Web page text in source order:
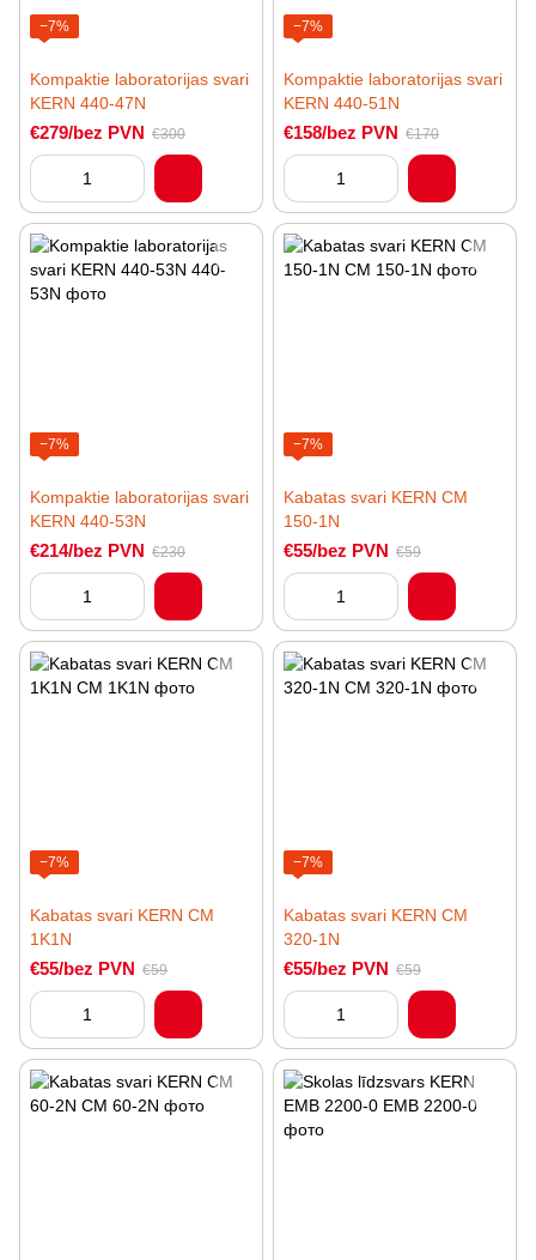
−7%
Kompaktie laboratorijas svari
KERN 440-47N
€279/bez PVN €300
−7%
Kompaktie laboratorijas svari
KERN 440-51N
€158/bez PVN €170
−7%
Kompaktie laboratorijas svari
KERN 440-53N
€214/bez PVN €230
−7%
Kabatas svari KERN CM
150-1N
€55/bez PVN €59
−7%
Kabatas svari KERN CM
1K1N
€55/bez PVN €59
−7%
Kabatas svari KERN CM
320-1N
€55/bez PVN €59